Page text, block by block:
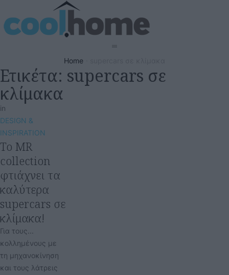
Home
Ετικέτα: supercars σε
κλίμακα
in
DESIGN &
INSPIRATION
To MR
collection
φτιάχνει τα
καλύτερα
supercars σε
κλίμακα!
Για τους...
κολλημένους με
τη μηχανοκίνηση
και τους λάτρεις